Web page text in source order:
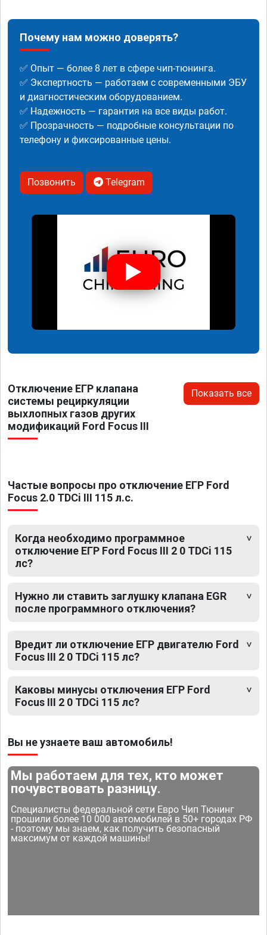
Почему нам можно доверять?
✅ Опыт — более 8 лет в сфере чип-тюнинга.
✅ Экспертность — работаем с современными ЭБУ
и диагностическим оборудованием.
✅ Надежность — гарантия на все виды работ.
✅ Прозрачность — подробные консультации по
телефону и фиксированные цены.
Позвонить Telegram
Отключение ЕГР клапана
системы рециркуляции
выхлопных газов других
модификаций Ford Focus III
Показать все
Частые вопросы про отключение ЕГР Ford
Focus 2.0 TDCi III 115 л.с.
Когда необходимо программное
отключение ЕГР Ford Focus III 2 0 TDCi 115
лс?
Нужно ли ставить заглушку клапана EGR
после программного отключения?
Вредит ли отключение ЕГР двигателю Ford
Focus III 2 0 TDCi 115 лс?
Каковы минусы отключения ЕГР Ford
Focus III 2 0 TDCi 115 лс?
Вы не узнаете ваш автомобиль!
Мы работаем для тех, кто может
почувствовать разницу.
Специалисты федеральной сети Евро Чип Тюнинг
прошили более 10 000 автомобилей в 50+ городах РФ
- поэтому мы знаем, как получить безопасный
максимум от каждой машины!